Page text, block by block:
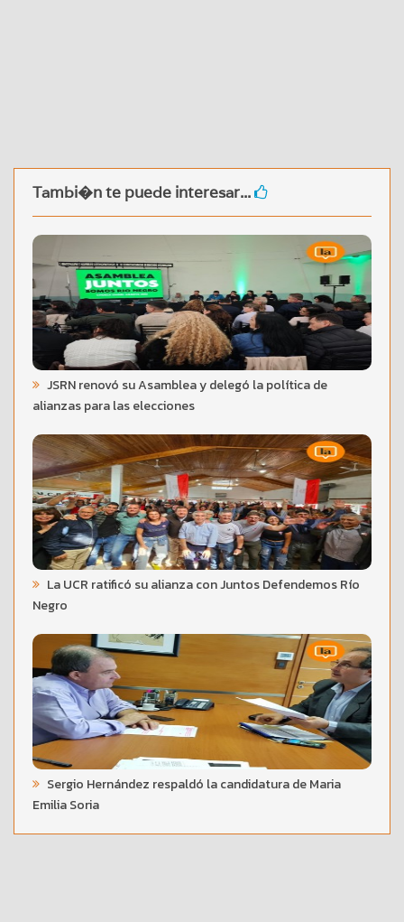
Tambi�n te puede interesar...
JSRN renovó su Asamblea y delegó la política de
alianzas para las elecciones
La UCR ratificó su alianza con Juntos Defendemos Río
Negro
Sergio Hernández respaldó la candidatura de Maria
Emilia Soria